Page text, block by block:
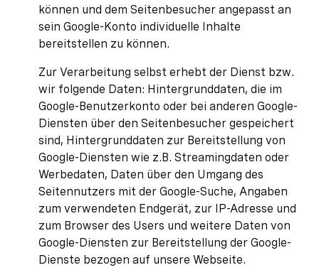
können und dem Seitenbesucher angepasst an
sein Google-Konto individuelle Inhalte
bereitstellen zu können.
Zur Verarbeitung selbst erhebt der Dienst bzw.
wir folgende Daten: Hintergrunddaten, die im
Google-Benutzerkonto oder bei anderen Google-
Diensten über den Seitenbesucher gespeichert
sind, Hintergrunddaten zur Bereitstellung von
Google-Diensten wie z.B. Streamingdaten oder
Werbedaten, Daten über den Umgang des
Seitennutzers mit der Google-Suche, Angaben
zum verwendeten Endgerät, zur IP-Adresse und
zum Browser des Users und weitere Daten von
Google-Diensten zur Bereitstellung der Google-
Dienste bezogen auf unsere Webseite.